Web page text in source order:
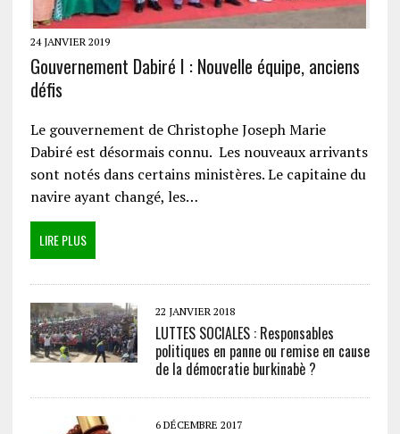
24 JANVIER 2019
Gouvernement Dabiré I : Nouvelle équipe, anciens
défis
Le gouvernement de Christophe Joseph Marie
Dabiré est désormais connu. Les nouveaux arrivants
sont notés dans certains ministères. Le capitaine du
navire ayant changé, les…
LIRE PLUS
22 JANVIER 2018
LUTTES SOCIALES : Responsables
politiques en panne ou remise en cause
de la démocratie burkinabè ?
6 DÉCEMBRE 2017